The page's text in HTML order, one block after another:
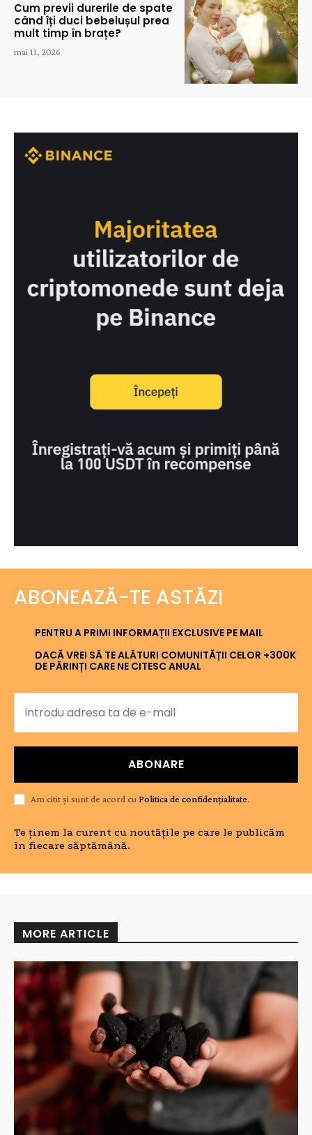
Cum previi durerile de spate
când îți duci bebelușul prea
mult timp în brațe?
mai 11, 2026
ABONEAZĂ-TE ASTĂZI
PENTRU A PRIMI INFORMAȚII EXCLUSIVE PE MAIL
DACĂ VREI SĂ TE ALĂTURI COMUNITĂȚII CELOR +300K
DE PĂRINȚI CARE NE CITESC ANUAL
ABONARE
Am citit și sunt de acord cuPolitica de confidențialitate.
Te ținem la curent cu noutățile pe care le publicăm
în fiecare săptămână.
MORE ARTICLE